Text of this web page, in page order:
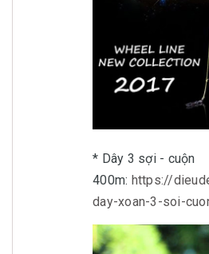
* Dây 3 sợi - cuộn
400m: https://
day-xoan-3-soi-